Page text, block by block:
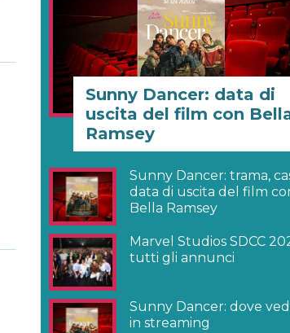
Sunny Dancer: data di
uscita del film con
Ramsey
Sunny Dancer: trama,
data di uscita del film
Bella Ramsey
Marvel Studios SDCC
tutti gli annunci
Sunny Dancer: dove
in streaming